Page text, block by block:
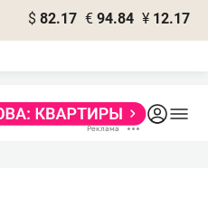
$ 82.17 € 94.84 ¥ 12.17